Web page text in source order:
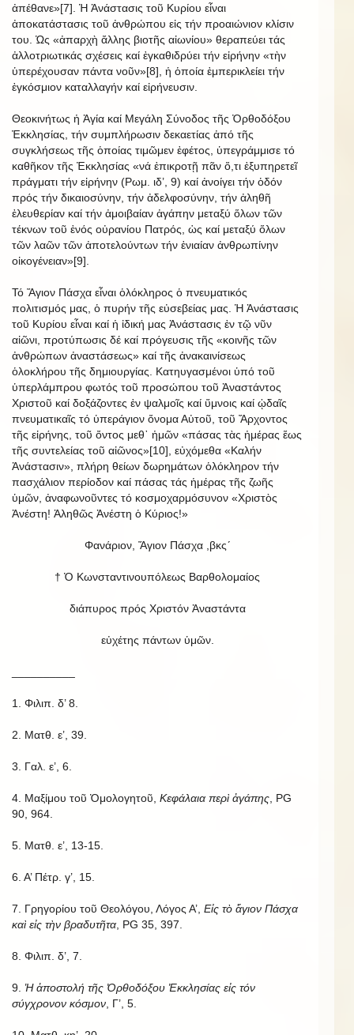
ἀπέθανε»[7]. Ἡ Ἀνάστασις τοῦ Κυρίου εἶναι
ἀποκατάστασις τοῦ ἀνθρώπου εἰς τήν προαιώνιον κλίσιν
του. Ὡς «ἀπαρχὴ ἄλλης βιοτῆς αἰωνίου» θεραπεύει τάς
ἀλλοτριωτικάς σχέσεις καί ἐγκαθιδρύει τήν εἰρήνην «τὴν
ὑπερέχουσαν πάντα νοῦν»[8], ἡ ὁποία ἐμπερικλείει τήν
ἐγκόσμιον καταλλαγήν καί εἰρήνευσιν.
Θεοκινήτως ἡ Ἁγία καί Μεγάλη Σύνοδος τῆς Ὀρθοδόξου
Ἐκκλησίας, τήν συμπλήρωσιν δεκαετίας ἀπό τῆς
συγκλήσεως τῆς ὁποίας τιμῶμεν ἐφέτος, ὑπεγράμμισε τό
καθῆκον τῆς Ἐκκλησίας «νά ἐπικροτῇ πᾶν ὅ,τι ἐξυπηρετεῖ
πράγματι τήν εἰρήνην (Ρωμ. ιδ’, 9) καί ἀνοίγει τήν ὁδόν
πρός τήν δικαιοσύνην, τήν ἀδελφοσύνην, τήν ἀληθῆ
ἐλευθερίαν καί τήν ἀμοιβαίαν ἀγάπην μεταξύ ὅλων τῶν
τέκνων τοῦ ἑνός οὐρανίου Πατρός, ὡς καί μεταξύ ὅλων
τῶν λαῶν τῶν ἀποτελούντων τήν ἑνιαίαν ἀνθρωπίνην
οἰκογένειαν»[9].
Τό Ἅγιον Πάσχα εἶναι ὁλόκληρος ὁ πνευματικός
πολιτισμός μας, ὁ πυρήν τῆς εὐσεβείας μας. Ἡ Ἀνάστασις
τοῦ Κυρίου εἶναι καί ἡ ἰδική μας Ἀνάστασις ἐν τῷ νῦν
αἰῶνι, προτύπωσις δέ καί πρόγευσις τῆς «κοινῆς τῶν
ἀνθρώπων ἀναστάσεως» καί τῆς ἀνακαινίσεως
ὁλοκλήρου τῆς δημιουργίας. Κατηυγασμένοι ὑπό τοῦ
ὑπερλάμπρου φωτός τοῦ προσώπου τοῦ Ἀναστάντος
Χριστοῦ καί δοξάζοντες ἐν ψαλμοῖς καί ὕμνοις καί ᾠδαῖς
πνευματικαῖς τό ὑπεράγιον ὄνομα Αὐτοῦ, τοῦ Ἄρχοντος
τῆς εἰρήνης, τοῦ ὄντος μεθ᾿ ἡμῶν «πάσας τὰς ἡμέρας ἕως
τῆς συντελείας τοῦ αἰῶνος»[10], εὐχόμεθα «Καλήν
Ἀνάστασιν», πλήρη θείων δωρημάτων ὁλόκληρον τήν
πασχάλιον περίοδον καί πάσας τάς ἡμέρας τῆς ζωῆς
ὑμῶν, ἀναφωνοῦντες τό κοσμοχαρμόσυνον «Χριστὸς
Ἀνέστη! Ἀληθῶς Ἀνέστη ὁ Κύριος!»
Φανάριον, Ἅγιον Πάσχα ,βκς´
† Ὁ Κωνσταντινουπόλεως Βαρθολομαίος
διάπυρος πρός Χριστόν Ἀναστάντα
εὐχέτης πάντων ὑμῶν.
1. Φιλιπ. δ’ 8.
2. Ματθ. ε’, 39.
3. Γαλ. ε’, 6.
4. Μαξίμου τοῦ Ὁμολογητοῦ, Κεφάλαια περὶ ἀγάπης , PG
90, 964.
5. Ματθ. ε’, 13-15.
6. Α’ Πέτρ. γ’, 15.
7. Γρηγορίου τοῦ Θεολόγου, Λόγος Α’, Εἰς τὸ ἅγιον Πάσχα
καὶ εἰς τὴν βραδυτῆτα , PG 35, 397.
8. Φιλιπ. δ’, 7.
9. Ἡ ἀποστολή τῆς Ὀρθοδόξου Ἐκκλησίας εἰς τόν
σύγχρονον κόσμον , Γ’, 5.